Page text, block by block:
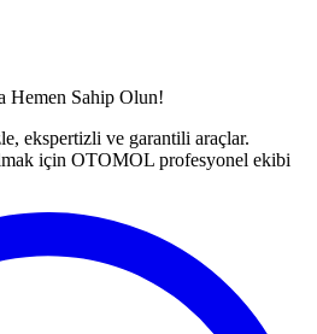
Hemen Sahip Olun!
ekspertizli ve garantili araçlar.
için OTOMOL profesyonel ekibi